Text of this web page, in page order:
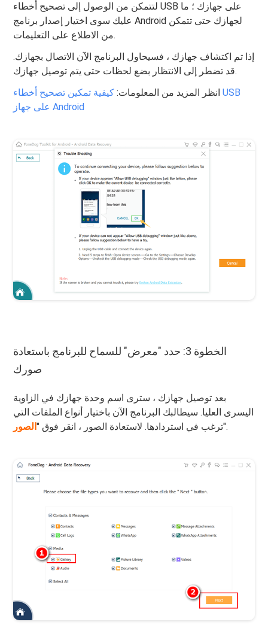
لتتمكن من الوصول إلى تصحيح أخطاء USB على جهازك ؛ ما
عليك سوى اختيار إصدار برنامج Android لجهازك حتى تتمكن
من الاطلاع على التعليمات.
إذا تم اكتشاف جهازك ، فسيحاول البرنامج الآن الاتصال بجهازك.
قد تضطر إلى الانتظار بضع لحظات حتى يتم توصيل جهازك.
انظر المزيد من المعلومات: كيفية تمكين تصحيح أخطاء USB
على جهاز Android
الخطوة 3: حدد "معرض" للسماح للبرنامج باستعادة
صورك
بعد توصيل جهازك ، سترى اسم وحدة جهازك في الزاوية
اليسرى العليا. سيطالبك البرنامج الآن باختيار أنواع الملفات التي
ترغب في استردادها. لاستعادة الصور ، انقر فوق "الصور ".